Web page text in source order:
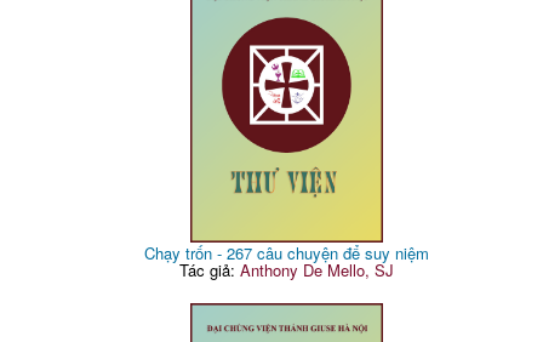
Chạy trốn - 267 câu chuyện để suy niệm
Tác giả: Anthony De Mello, SJ